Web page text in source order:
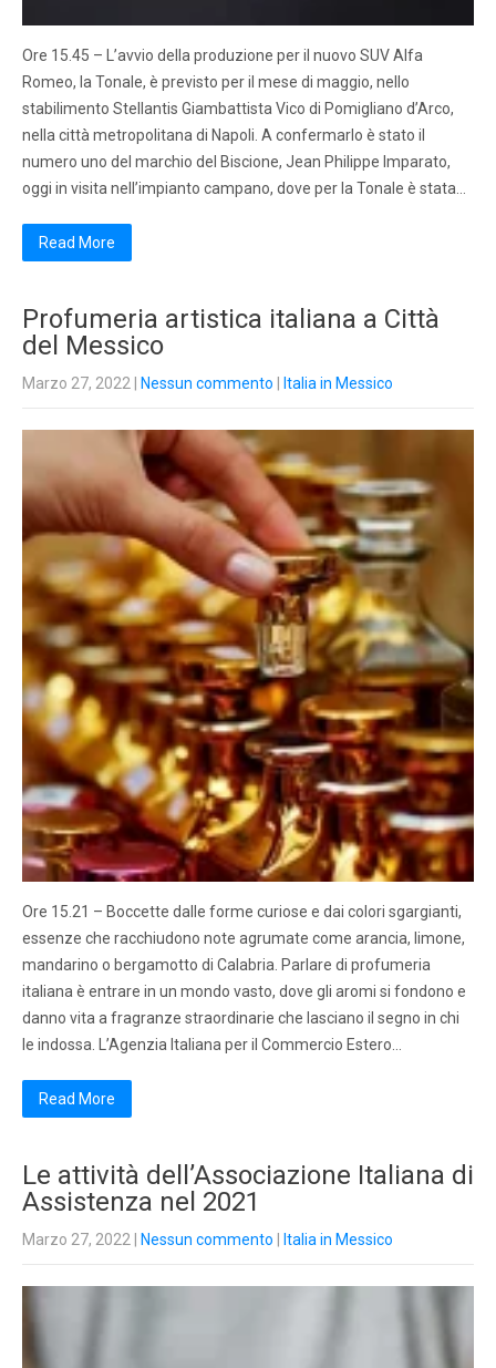
Ore 15.45 – L’avvio della produzione per il nuovo SUV Alfa
Romeo, la Tonale, è previsto per il mese di maggio, nello
stabilimento Stellantis Giambattista Vico di Pomigliano d’Arco,
nella città metropolitana di Napoli. A confermarlo è stato il
numero uno del marchio del Biscione, Jean Philippe Imparato,
oggi in visita nell’impianto campano, dove per la Tonale è stata…
Read More
Profumeria artistica italiana a Città
del Messico
Marzo 27, 2022 Nessun commento Italia in Messico
Ore 15.21 – Boccette dalle forme curiose e dai colori sgargianti,
essenze che racchiudono note agrumate come arancia, limone,
mandarino o bergamotto di Calabria. Parlare di profumeria
italiana è entrare in un mondo vasto, dove gli aromi si fondono e
danno vita a fragranze straordinarie che lasciano il segno in chi
le indossa. L’Agenzia Italiana per il Commercio Estero…
Read More
Le attività dell’Associazione Italiana di
Assistenza nel 2021
Marzo 27, 2022 Nessun commento Italia in Messico